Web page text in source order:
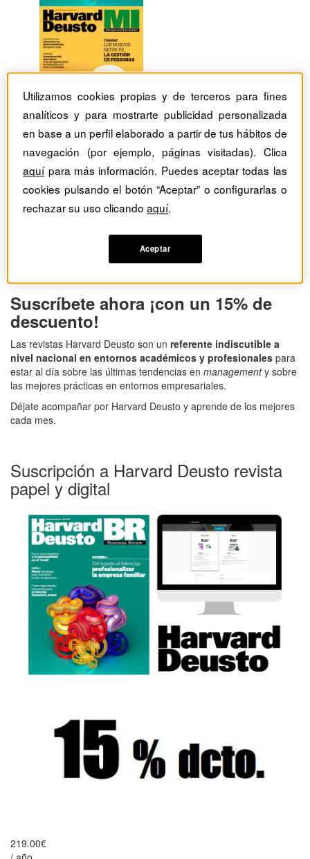
La revista de los líderes
Suscríbete a Harvard Deusto
Suscríbete ahora ¡con un 15% de
descuento!
Las revistas Harvard Deusto son un referente indiscutible a
nivel nacional en entornos académicos y profesionales para
estar al día sobre las últimas tendencias en managementy sobre
las mejores prácticas en entornos empresariales.
Déjate acompañar por Harvard Deusto y aprende de los mejores
cada mes.
Suscripción a Harvard Deusto revista
papel y digital
219.00€
Utilizamos cookies propias y de terceros para fines
analíticos y para mostrarte publicidad personalizada
en base a un perfil elaborado a partir de tus hábitos de
navegación (por ejemplo, páginas visitadas). Clica
aquípara más información. Puedes aceptar todas las
cookies pulsando el botón “Aceptar” o configurarlas o
rechazar su uso clicandoaquí.
Aceptar